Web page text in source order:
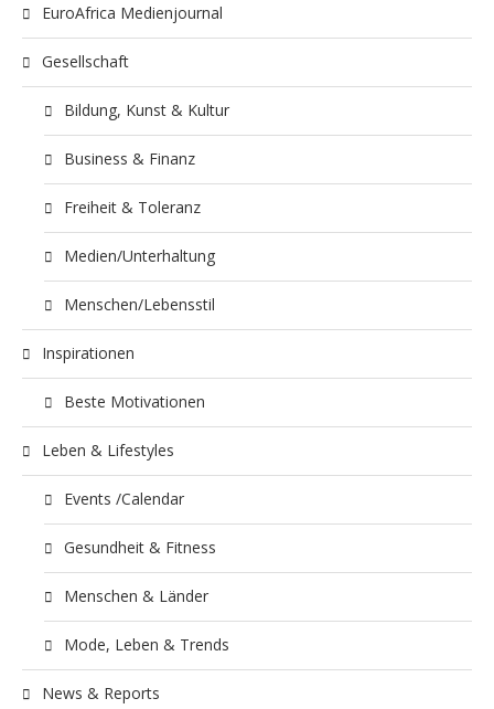
EuroAfrica Medienjournal
Gesellschaft
Bildung, Kunst & Kultur
Business & Finanz
Freiheit & Toleranz
Medien/Unterhaltung
Menschen/Lebensstil
Inspirationen
Beste Motivationen
Leben & Lifestyles
Events /Calendar
Gesundheit & Fitness
Menschen & Länder
Mode, Leben & Trends
News & Reports